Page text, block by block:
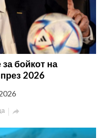
бойкот на
2026
